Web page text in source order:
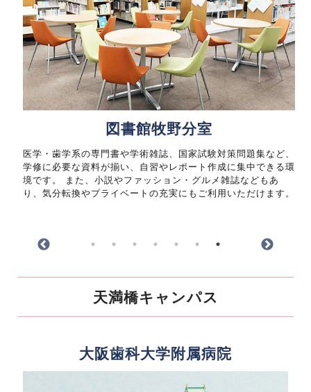
図書館牧野分室
医学・歯学系の専門書や学術雑誌、国家試験対策問題集など、
学修に必要な資料が揃い、自習やレポート作成に集中できる環
境です。 また、小説やファッション・グルメ雑誌などもあ
り、気分転換やプライベートの充実にもご利用いただけます。
天満橋キャンパス
大阪歯科大学附属病院